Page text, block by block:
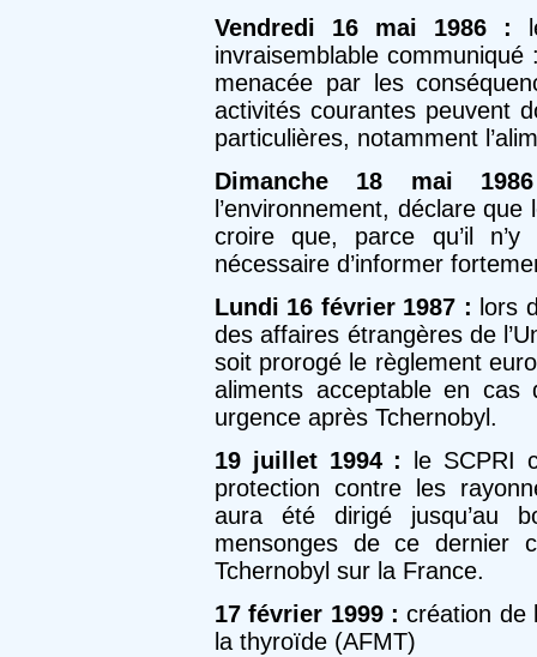
Vendredi 16 mai 1986 :
invraisemblable
menacée par les
activités courantes peuvent
particulières, notamment
Dimanche 18 mai
l’environnement, déclare
croire que, parce qu’il
nécessaire d’informer
Lundi 16 février 1987 : lors
des affaires étrangères de
soit prorogé le règlement
aliments acceptable en cas
urgence après Tchernobyl.
19 juillet 1994 :
le SCPRI
protection contre les
aura été dirigé jusqu’au
mensonges de ce dernier
Tchernobyl sur la France.
17 février 1999 : création de
la thyroïde (AFMT)